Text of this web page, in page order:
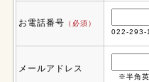
お電話番号 （必須）
022-293-
メールアドレス
※半角